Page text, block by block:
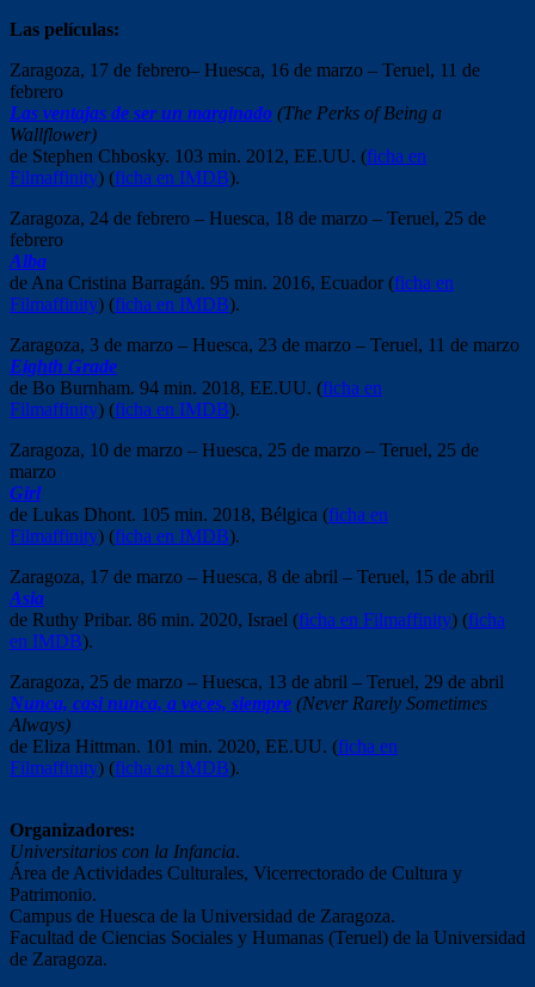
Las películas:
Zaragoza, 17 de febrero– Huesca, 16 de marzo – Teruel, 11 de
febrero
Las ventajas de ser un marginado (The Perks of Being a
Wallflower)
de Stephen Chbosky. 103 min. 2012, EE.UU. (ficha en
Filmaffinity) (ficha en IMDB).
Zaragoza, 24 de febrero – Huesca, 18 de marzo – Teruel, 25 de
febrero
Alba
de Ana Cristina Barragán. 95 min. 2016, Ecuador (ficha en
Filmaffinity) (ficha en IMDB).
Zaragoza, 3 de marzo – Huesca, 23 de marzo – Teruel, 11 de marzo
Eighth Grade
de Bo Burnham. 94 min. 2018, EE.UU. (ficha en
Filmaffinity) (ficha en IMDB).
Zaragoza, 10 de marzo – Huesca, 25 de marzo – Teruel, 25 de
marzo
Girl
de Lukas Dhont. 105 min. 2018, Bélgica (ficha en
Filmaffinity) (ficha en IMDB).
Zaragoza, 17 de marzo – Huesca, 8 de abril – Teruel, 15 de abril
Asia
de Ruthy Pribar. 86 min. 2020, Israel (ficha en Filmaffinity) (ficha
en IMDB).
Zaragoza, 25 de marzo – Huesca, 13 de abril – Teruel, 29 de abril
Nunca, casi nunca, a veces, siempre (Never Rarely Sometimes
Always)
de Eliza Hittman. 101 min. 2020, EE.UU. (ficha en
Filmaffinity) (ficha en IMDB).
Organizadores:
Universitarios con la Infancia.
Área de Actividades Culturales, Vicerrectorado de Cultura y
Patrimonio.
Campus de Huesca de la Universidad de Zaragoza.
Facultad de Ciencias Sociales y Humanas (Teruel) de la Universidad
de Zaragoza.